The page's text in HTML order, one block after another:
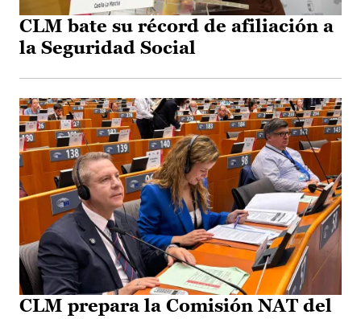
CLM bate su récord de afiliación a
la Seguridad Social
CLM prepara la Comisión NAT del